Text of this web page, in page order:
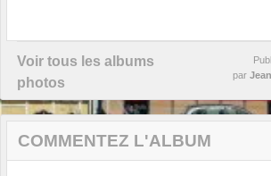
Voir tous les albums
photos
par
COMMENTEZ L'ALBUM